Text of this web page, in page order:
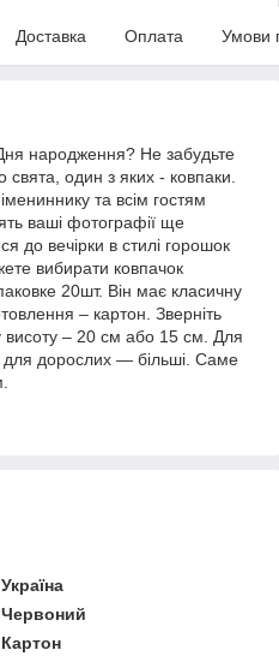
Доставка Оплата Умови
народження? Не забудьте
свята, один з яких - ковпаки.
та всім гостям
ваші фотографії ще
до вечірки в стилі горошок
вибирати ковпачок
20шт. Він має класичну
– картон. Зверніть
висоту – 20 см або 15 см. Для
для дорослих — більші. Саме
Україна
Червоний
Картон